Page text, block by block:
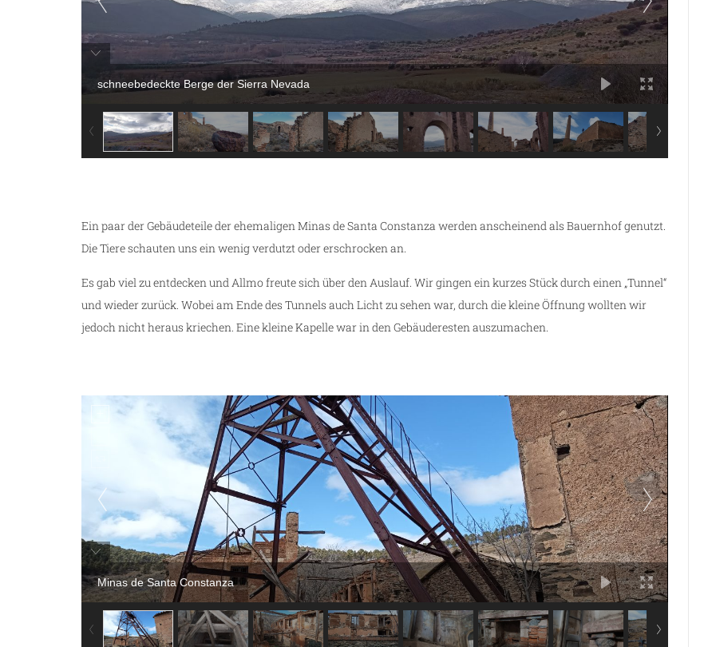
schneebedeckte Berge der Sierra Nevada
Ein paar der Gebäudeteile der ehemaligen Minas de Santa Constanza werden anscheinend als Bauernhof genutzt.
Die Tiere schauten uns ein wenig verdutzt oder erschrocken an.
Es gab viel zu entdecken und Allmo freute sich über den Auslauf. Wir gingen ein kurzes Stück durch einen „Tunnel“
und wieder zurück. Wobei am Ende des Tunnels auch Licht zu sehen war, durch die kleine Öffnung wollten wir
jedoch nicht heraus kriechen. Eine kleine Kapelle war in den Gebäuderesten auszumachen.
Minas de Santa Constanza